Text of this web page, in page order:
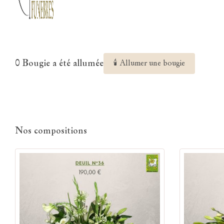
0 Bougie a été allumée 🕯 Allumer une bougie
Nos compositions